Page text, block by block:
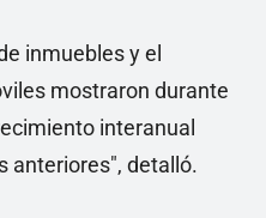
inmuebles y el
mostraron durante
interanual
anteriores", detalló.